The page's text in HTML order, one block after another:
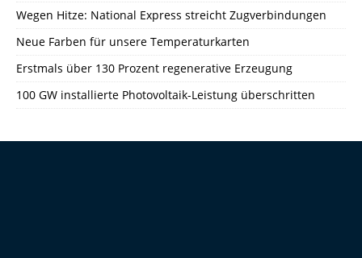
Wegen Hitze: National Express streicht Zugverbindungen
Neue Farben für unsere Temperaturkarten
Erstmals über 130 Prozent regenerative Erzeugung
100 GW installierte Photovoltaik-Leistung überschritten